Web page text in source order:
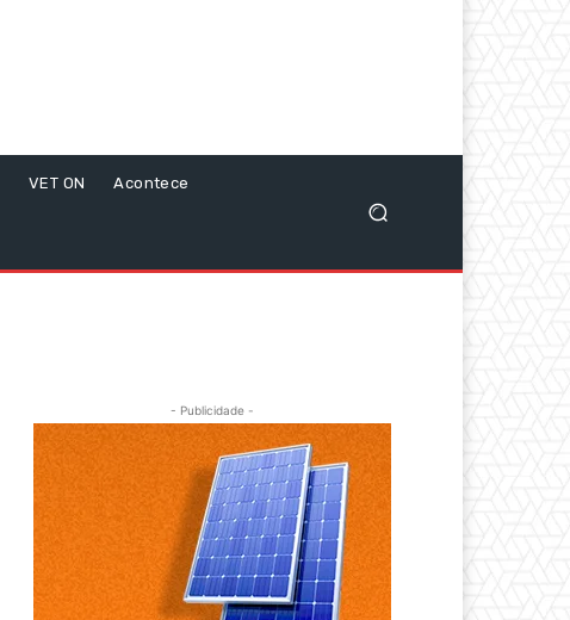
VET ON Acontece
- Publicidade -